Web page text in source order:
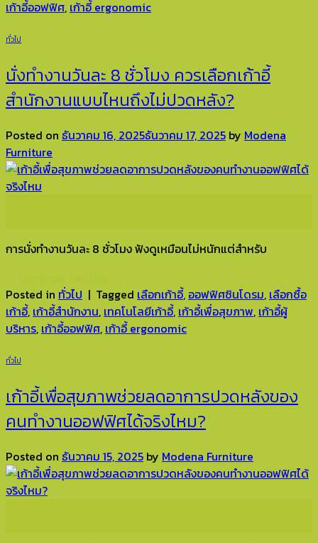
เก้าอี้ออฟฟิศ, เก้าอี้ ergonomic
ทั่วไป
นั่งทำงานวันละ 8 ชั่วโมง ควรเลือกเก้าอี้
สำนักงานแบบไหนถึงไม่ปวดหลัง?
Posted on ธันวาคม 16, 2025ธันวาคม 17, 2025 by Modena
Furniture
การนั่งทำงานวันละ 8 ชั่วโมง ฟังดูเหมือนไม่หนักแต่สำหรับ
Posted in ทั่วไป | Tagged เลือกเก้าอี้, ออฟฟิศซินโดรม, เลือกซื้อ
เก้าอี้, เก้าอี้สำนักงาน, เทคโนโลยีเก้าอี้, เก้าอี้เพื่อสุขภาพ, เก้าอี้ผู้
บริหาร, เก้าอี้ออฟฟิศ, เก้าอี้ ergonomic
ทั่วไป
เก้าอี้เพื่อสุขภาพช่วยลดอาการปวดหลังของ
คนทำงานออฟฟิศได้จริงไหม?
Posted on ธันวาคม 15, 2025 by Modena Furniture